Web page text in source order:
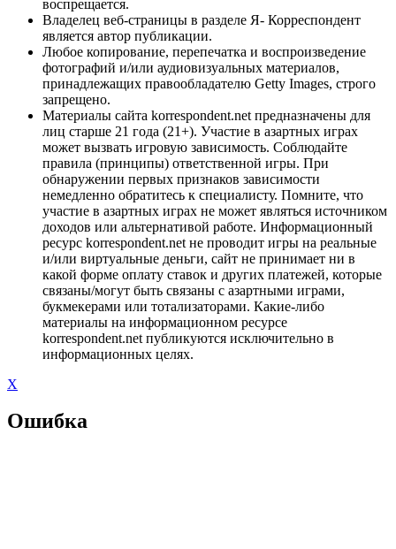
воспрещается.
Владелец веб-страницы в разделе Я- Корреспондент
является автор публикации.
Любое копирование, перепечатка и воспроизведение
фотографий и/или аудиовизуальных материалов,
принадлежащих правообладателю Getty Images, строго
запрещено.
Материалы сайта korrespondent.net предназначены для
лиц старше 21 года (21+). Участие в азартных играх
может вызвать игровую зависимость. Соблюдайте
правила (принципы) ответственной игры. При
обнаружении первых признаков зависимости
немедленно обратитесь к специалисту. Помните, что
участие в азартных играх не может являться источником
доходов или альтернативой работе. Информационный
ресурс korrespondent.net не проводит игры на реальные
и/или виртуальные деньги, сайт не принимает ни в
какой форме оплату ставок и других платежей, которые
связаны/могут быть связаны с азартными играми,
букмекерами или тотализаторами. Какие-либо
материалы на информационном ресурсе
korrespondent.net публикуются исключительно в
информационных целях.
X
Ошибка